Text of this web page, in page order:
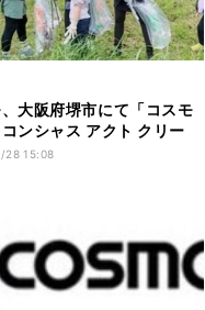
大阪府堺市にて「コスモ
ンシャス アクト クリー
ンペーン」を開催
28 15:08